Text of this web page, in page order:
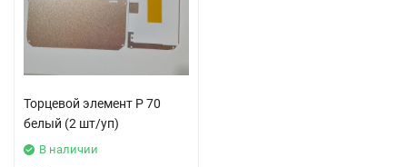
Торцевой элемент Р 70
белый (2 шт/уп)
В наличии